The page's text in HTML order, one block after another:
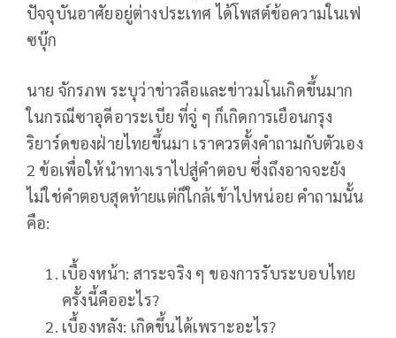
ปัจจุบันอาศัยอยู่ต่างประเทศ ได้โพสต์ข้อความในเฟ
ซบุ๊ก
นาย จักรภพ ระบุว่าข่าวลือและข่าวมโนเกิดขึ้นมาก
ในกรณีซาอุดีอาระเบีย ที่จู่ ๆ ก็เกิดการเยือนกรุง
ริยาร์ดของฝ่ายไทยขึ้นมา เราควรตั้งคำถามกับตัวเอง
2 ข้อเพื่อให้นำทางเราไปสู่คำตอบ ซึ่งถึงอาจจะยัง
ไม่ใช่คำตอบสุดท้ายแต่ก็ใกล้เข้าไปหน่อย คำถามนั้น
คือ:
เบื้องหน้า: สาระจริง ๆ ของการรับระบอบไทย
ครั้งนี้คืออะไร?
เบื้องหลัง: เกิดขึ้นได้เพราะอะไร?